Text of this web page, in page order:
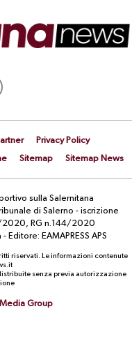
Privacy Policy
Sitemap Sitemap News
sulla Salernitana
di Salerno - iscrizione
RG n.144/2020
EAMAPRESS APS
riservati. Le informazioni contenute
senza previa autorizzazione
Media Group